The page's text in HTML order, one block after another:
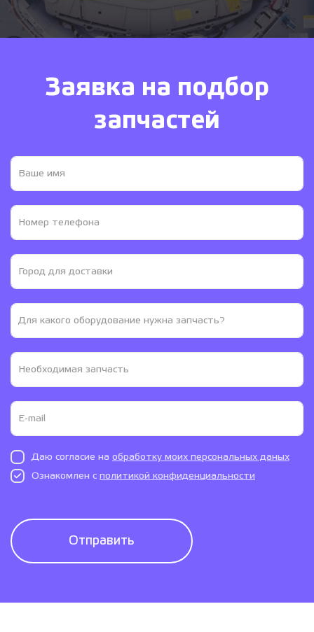
Заявка на подбор
запчастей
Даю согласие на обработку моих персональных даных
Ознакомлен с политикой конфиденциальности
Отправить